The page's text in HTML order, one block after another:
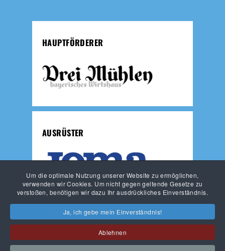
Um die optimale Nutzung unserer Website zu ermöglichen,
verwenden wir Cookies. Um nicht gegen geltende Gesetze zu
verstoßen, benötigen wir dazu Ihr ausdrückliches Einverständnis.
Ja, ich gebe mein Einverständnis!
Ablehnen
HAUPTFÖRDERER
AUSRÜSTER
JUNGLÖWEN
LÖWEN-FUSSBALLSCHULE
HAUPTVEREIN